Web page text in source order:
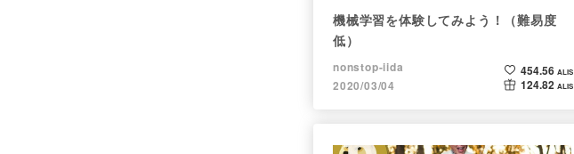
機械学習を体験してみよう！（難易度
低）
nonstop-iida
2020/03/04
454.56 ALIS
124.82 ALIS